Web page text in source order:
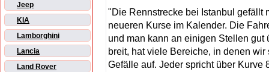
Jeep
KIA
Lamborghini
Lancia
Land Rover
"Die Rennstrecke bei Istanbul gefällt
neueren Kurse im Kalender. Die
und man kann an einigen Stellen
breit, hat viele Bereiche, in denen
Gefälle auf. Jeder spricht über Kurve